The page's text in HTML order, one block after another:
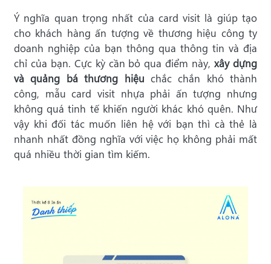
Ý nghĩa quan trọng nhất của card visit là giúp tạo
cho khách hàng ấn tượng về thương hiệu công ty
doanh nghiệp của bạn thông qua thông tin và địa
chỉ của bạn. Cực kỳ cần bỏ qua điểm này,xây dựng
và quảng bá thương hiệu chắc chắn khó thành
công, mẫu card visit nhựa phải ấn tượng nhưng
không quá tinh tế khiến người khác khó quên. Như
vậy khi đối tác muốn liên hệ với bạn thì cà thẻ là
nhanh nhất đồng nghĩa với việc họ không phải mất
quá nhiều thời gian tìm kiếm.